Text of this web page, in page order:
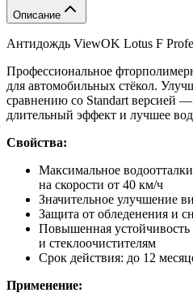
Описание
Антидождь ViewOK Lotus F
Профессиональное
для автомобильных стёкол.
сравнению со Standart версией —
длительный эффект и лучшее
Свойства:
Максимальное
на скорости от 40 км/ч
Значительное улучшение
Защита от обледенения и
Повышенная
и стеклоочистителям
Срок действия: до 12
Применение: